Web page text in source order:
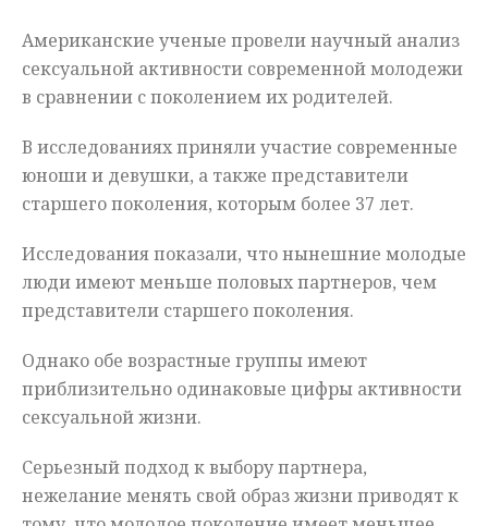
Американские ученые провелинаучный анализ
сексуальной активности современноймолодежи
в сравнении споколениемихродителей.
В исследованияхпринялиучастие современные
юношии девушки, а также представители
старшегопоколения, которым более 37 лет.
Исследованияпоказали, чтонынешние молодые
людиимеютменьше половыхпартнеров, чем
представители старшегопоколения.
Однако обе возрастные группыимеют
приблизительно одинаковые цифры активности
сексуальнойжизни.
Серьезныйподход квыборупартнера,
нежелание менять свой образжизниприводятк